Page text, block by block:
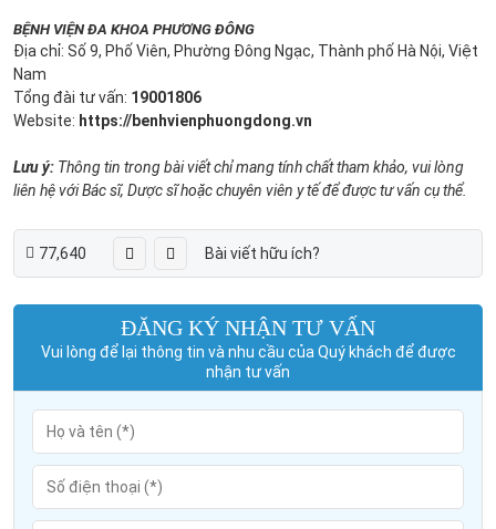
BỆNH VIỆN ĐA KHOA PHƯƠNG ĐÔNG
Địa chỉ: Số 9, Phố Viên, Phường Đông Ngạc, Thành phố Hà Nội, Việt
Nam
Tổng đài tư vấn: 19001806
Website: https://benhvienphuongdong.vn
Lưu ý: Thông tin trong bài viết chỉ mang tính chất tham khảo, vui lòng
liên hệ với Bác sĩ, Dược sĩ hoặc chuyên viên y tế để được tư vấn cụ thể.
77,640 Bài viết hữu ích?
ĐĂNG KÝ NHẬN TƯ VẤN
Vui lòng để lại thông tin và nhu cầu của Quý khách để được
nhận tư vấn